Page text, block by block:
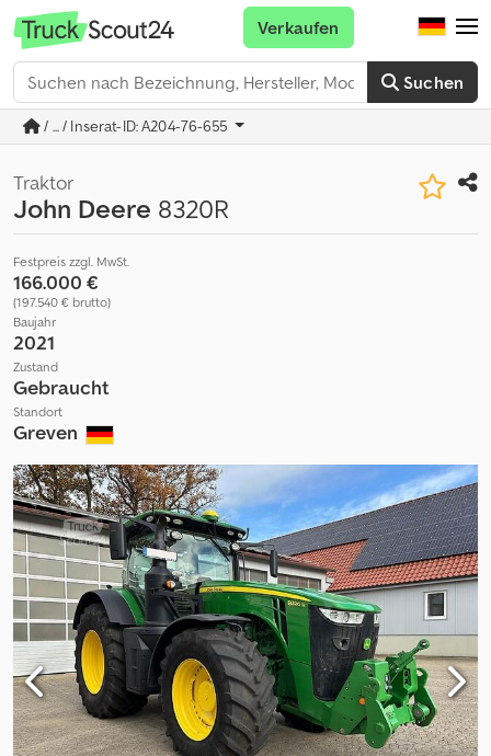
Suchen
Verkaufen
/ ... / Inserat-ID: A204-76-655
Traktor
John Deere 8320R
Festpreis zzgl. MwSt.
166.000 €
(197.540 € brutto)
Baujahr
2021
Zustand
Gebraucht
Standort
Greven